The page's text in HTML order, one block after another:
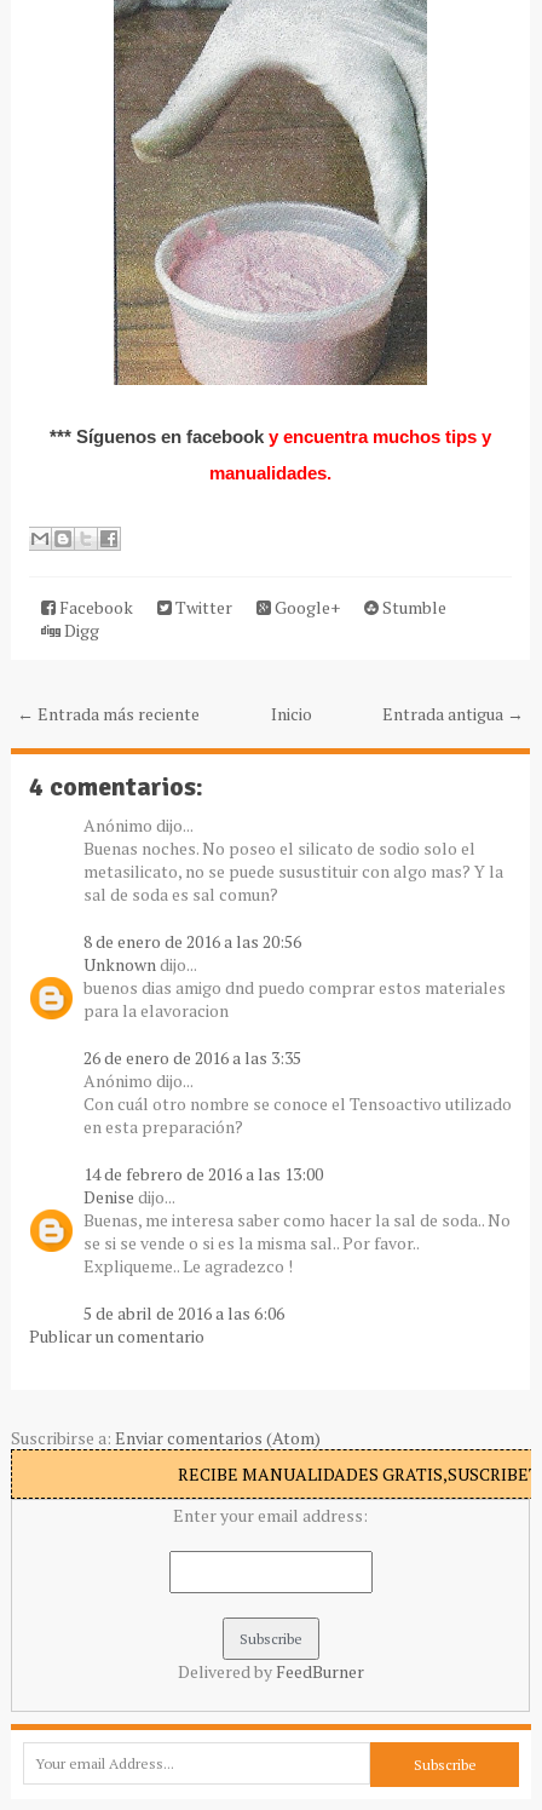
*** Síguenos en facebooky encuentra muchos tips y
manualidades.
Facebook Twitter Google+
Stumble
Digg
← Entrada más reciente Entrada antigua →
Inicio
4 comentarios:
Anónimo dijo...
Buenas noches. No poseo el silicato de sodio solo el
metasilicato, no se puede susustituir con algo mas? Y la
sal de soda es sal comun?
8 de enero de 2016 a las 20:56
Unknown dijo...
buenos dias amigo dnd puedo comprar estos materiales
para la elavoracion
26 de enero de 2016 a las 3:35
Anónimo dijo...
Con cuál otro nombre se conoce el Tensoactivo utilizado
en esta preparación?
14 de febrero de 2016 a las 13:00
Denise dijo...
Buenas, me interesa saber como hacer la sal de soda.. No
se si se vende o si es la misma sal.. Por favor..
Expliqueme.. Le agradezco !
5 de abril de 2016 a las 6:06
Publicar un comentario
Suscribirse a: Enviar comentarios (Atom)
RECIBE MANUALIDADES
Enter your email address:
Delivered by FeedBurner